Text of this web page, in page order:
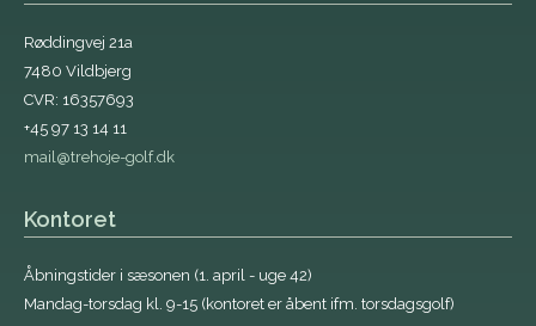
Røddingvej 21a
7480 Vildbjerg
CVR: 16357693
+45 97 13 14 11
mail@trehoje-golf.dk
Kontoret
Åbningstider i sæsonen (1. april - uge 42)
Mandag-torsdag kl. 9-15 (kontoret er åbent ifm. torsdagsgolf)